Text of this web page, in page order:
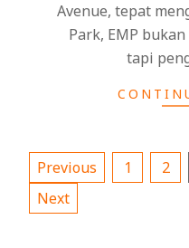
Avenue, tepat
Park, EMP
tapi
Posts
pagination
Previous 1 2
Next